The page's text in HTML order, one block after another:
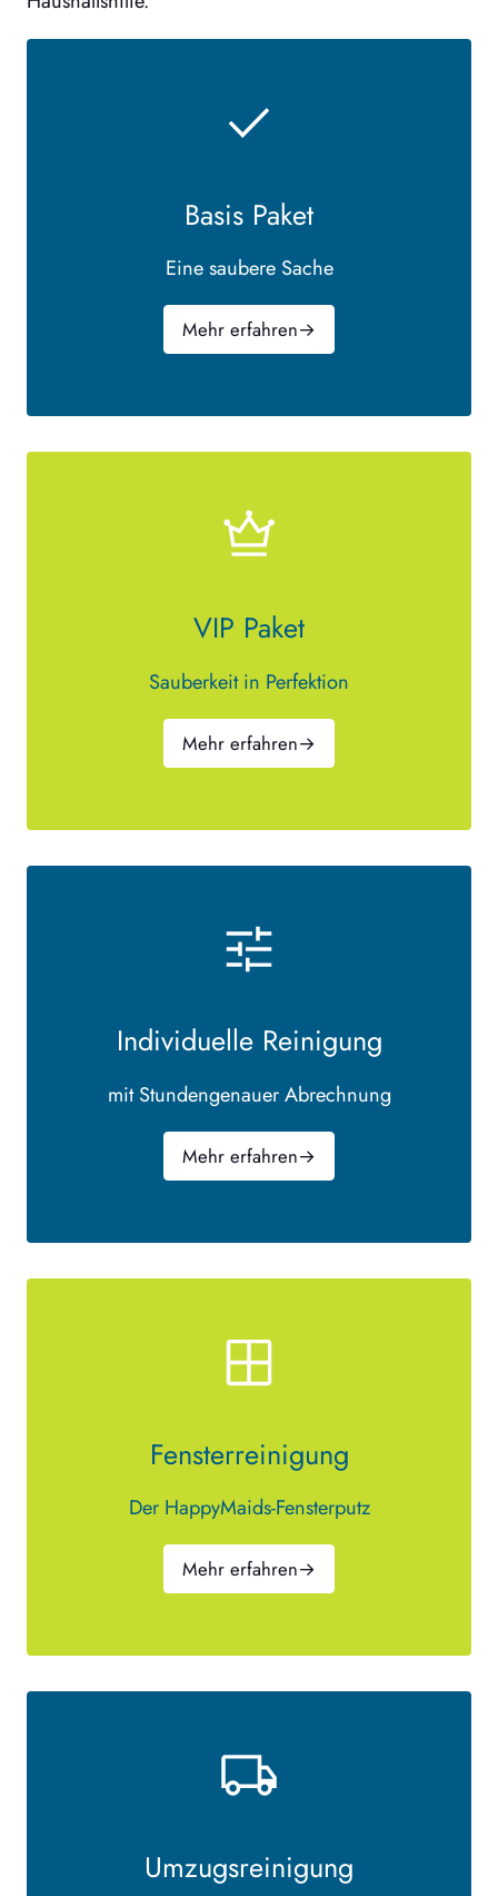
Basis Paket
Eine saubere Sache
Mehr erfahren→
VIP Paket
Sauberkeit in Perfektion
Mehr erfahren→
Individuelle Reinigung
mit Stundengenauer Abrechnung
Mehr erfahren→
Fensterreinigung
Der HappyMaids-Fensterputz
Mehr erfahren→
Umzugsreinigung